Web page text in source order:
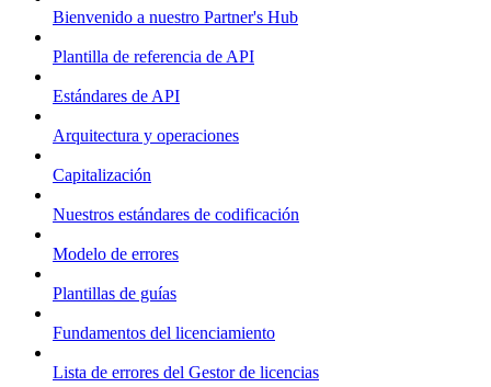
Bienvenido a nuestro Partner's Hub
Plantilla de referencia de API
Estándares de API
Arquitectura y operaciones
Capitalización
Nuestros estándares de codificación
Modelo de errores
Plantillas de guías
Fundamentos del licenciamiento
Lista de errores del Gestor de licencias